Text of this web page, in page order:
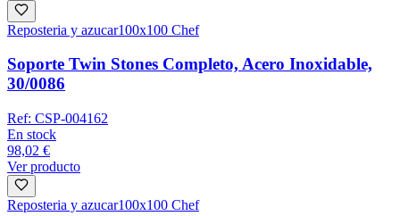
Reposteria y azucar100x100 Chef
Soporte Twin Stones Completo, Acero Inoxidable,
30/0086
Ref: CSP-004162
En stock
98,02 €
Ver producto
Reposteria y azucar100x100 Chef